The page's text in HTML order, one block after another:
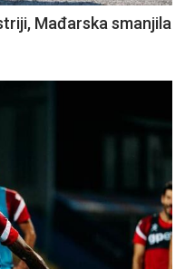
Mađarska smanjila